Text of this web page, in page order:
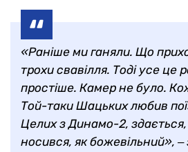
«Раніше ми ганяли. Що
трохи свавілля. Тоді усе це
простіше. Камер не було.
Той-таки Шацьких любив
Целих з Динамо-2, здається,
носився, як божевільний», ‒